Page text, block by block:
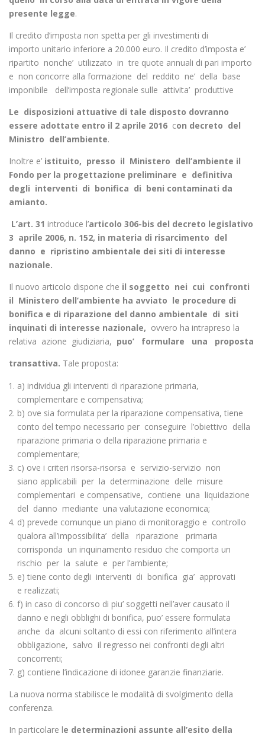
presente legge.
Il credito d’imposta non spetta per gli investimenti di
importo unitario inferiore a 20.000 euro. Il credito d’imposta e’
ripartito nonche’ utilizzato in tre quote annuali di pari importo
e non concorre alla formazione del reddito ne’ della base
imponibile dell’imposta regionale sulle attivita’ produttive
Le disposizioni attuative di tale disposto dovranno
essere adottate entro il 2 aprile 2016 con decreto del
Ministro dell’ambiente.
Inoltre e’ istituito, presso il Ministero dell’ambiente il
Fondo per la progettazione preliminare e definitiva
degli interventi di bonifica di beni contaminati da
amianto.
L’art. 31 introduce l’articolo 306-bis del decreto legislativo
3 aprile 2006, n. 152, in materia di risarcimento del
danno e ripristino ambientale dei siti di interesse
nazionale.
Il nuovo articolo dispone che il soggetto nei cui confronti
il Ministero dell’ambiente ha avviato le procedure di
bonifica e di riparazione del danno ambientale di siti
inquinati di interesse nazionale, ovvero ha intrapreso la
relativa azione giudiziaria, puo’ formulare una proposta
transattiva. Tale proposta:
a) individua gli interventi di riparazione primaria,
complementare e compensativa;
b) ove sia formulata per la riparazione compensativa, tiene
conto del tempo necessario per conseguire l’obiettivo della
riparazione primaria o della riparazione primaria e
complementare;
c) ove i criteri risorsa-risorsa e servizio-servizio non
siano applicabili per la determinazione delle misure
complementari e compensative, contiene una liquidazione
del danno mediante una valutazione economica;
d) prevede comunque un piano di monitoraggio e controllo
qualora all’impossibilita’ della riparazione primaria
corrisponda un inquinamento residuo che comporta un
rischio per la salute e per l’ambiente;
e) tiene conto degli interventi di bonifica gia’ approvati
e realizzati;
f) in caso di concorso di piu’ soggetti nell’aver causato il
danno e negli obblighi di bonifica, puo’ essere formulata
anche da alcuni soltanto di essi con riferimento all’intera
obbligazione, salvo il regresso nei confronti degli altri
concorrenti;
g) contiene l’indicazione di idonee garanzie finanziarie.
La nuova norma stabilisce le modalità di svolgimento della
conferenza.
In particolare le determinazioni assunte all’esito della